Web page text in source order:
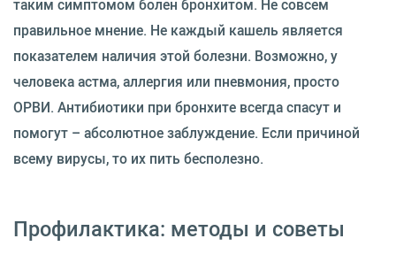
таким симптомом болен бронхитом. Не совсем
правильное мнение. Не каждый кашель является
показателем наличия этой болезни. Возможно, у
человека астма, аллергия или пневмония, просто
ОРВИ. Антибиотики при бронхите всегда спасут и
помогут – абсолютное заблуждение. Если причиной
всему вирусы, то их пить бесполезно.
Профилактика: методы и советы